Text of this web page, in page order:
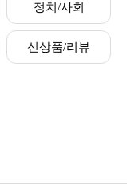
정치/사회
신상품/리뷰